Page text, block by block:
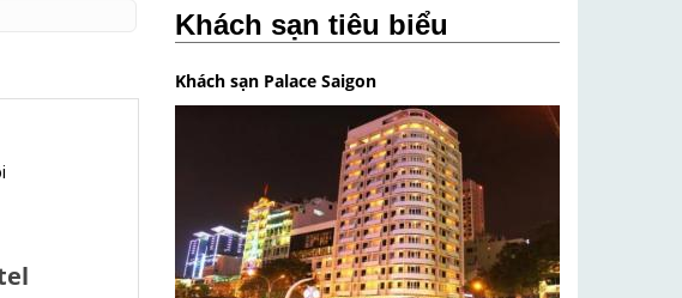
Khách sạn tiêu biểu
Khách sạn Palace Saigon